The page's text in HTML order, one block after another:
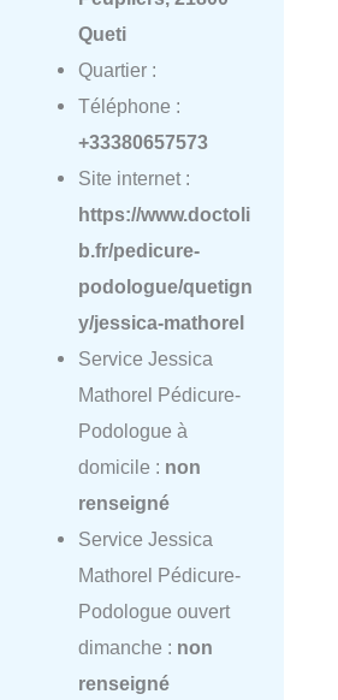
Queti
Quartier :
Téléphone :
+33380657573
Site internet :
https://www.doctoli
b.fr/pedicure-
podologue/quetign
y/jessica-mathorel
Service Jessica
Mathorel Pédicure-
Podologue à
domicile : non
renseigné
Service Jessica
Mathorel Pédicure-
Podologue ouvert
dimanche : non
renseigné